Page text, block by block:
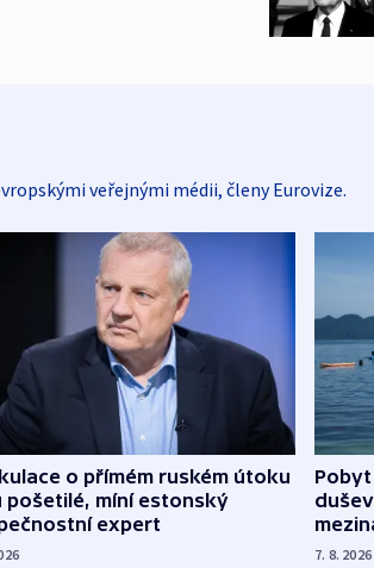
veřejnými médii, členy Eurovize.
o přímém ruském útoku
pošetilé, míní estonský
expert
7. 8. 2026